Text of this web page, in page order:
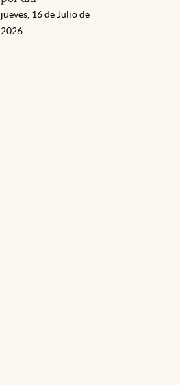
jueves, 16 de Julio de
2026